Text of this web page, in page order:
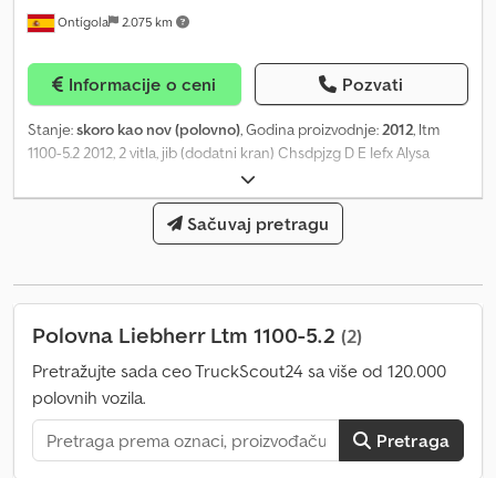
Ontígola 2.075 km
Informacije o ceni Pozvati
Stanje:skoro kao nov (polovno), Godina proizvodnje:2012, ltm
1100-5.2 2012, 2 vitla, jib (dodatni kran) Chsdpjzg D E Iefx Alysa
Sačuvaj pretragu
Polovna Liebherr Ltm 1100-5.2 (2)
Pretražujte sada ceo TruckScout24 sa više od 120.000
polovnih vozila.
Pretraga